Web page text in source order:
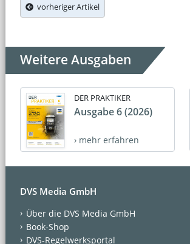
vorheriger Artikel
Weitere Ausgaben
DER PRAKTIKER
Ausgabe 6 (2026)
› mehr erfahren
DVS Media GmbH
Über die DVS Media GmbH
Book-Shop
DVS-Regelwerksportal